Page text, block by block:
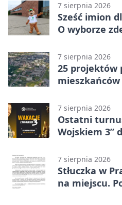
7 sierpnia 2026
Sześć imion
O wyborze
7 sierpnia 2026
25 projektów
7 sierpnia 2026
Ostatni
Wojskiem 3”
7 sierpnia 2026
Stłuczka w
na miejscu.